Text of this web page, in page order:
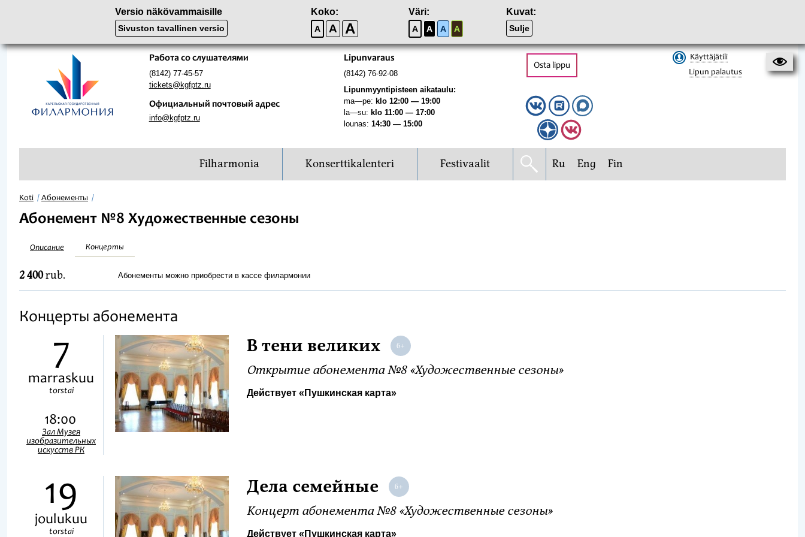
Versio näkövammaisille
Sivuston tavallinen versio
Koko:
A A A
Väri:
A A A A
Kuvat:
Sulje
Работа со слушателями
(8142) 77-45-57
tickets@kgfptz.ru
Официальный почтовый адрес
info@kgfptz.ru
Lipunvaraus
(8142) 76-92-08
Lipunmyyntipisteen aikataulu:
ma—pe: klo 12:00 — 19:00
la—su: klo 11:00 — 17:00
lounas: 14:30 — 15:00
Osta lippu
Käyttäjätili
Lipun palautus
Filharmonia Konserttikalenteri Festivaalit Ru Eng Fin
Koti Абонементы
Абонемент №8 Художественные сезоны
Описание Концерты
2 400rub. Абонементы можно приобрести в кассе филармонии
Концерты абонемента
7
marraskuu
torstai
18:00
Зал Музея
изобразительных
искусств РК
В тени великих
Открытие абонемента №8 «Художественные сезоны»
Действует «Пушкинская карта»
19
joulukuu
torstai
Дела семейные
Концерт абонемента №8 «Художественные сезоны»
Действует «Пушкинская карта»